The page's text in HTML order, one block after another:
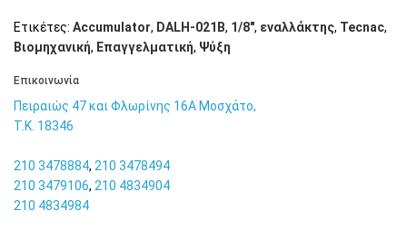
Ετικέτες: Accumulator, DALH-021B, 1/8", εναλλάκτης, Tecnac,
Βιομηχανική, Επαγγελματική, Ψύξη
Eπικοινωνία
Πειραιώς 47 και Φλωρίνης 16Α Μοσχάτο,
T.K. 18346
210 3478884, 210 3478494
210 3479106, 210 4834904
210 4834984